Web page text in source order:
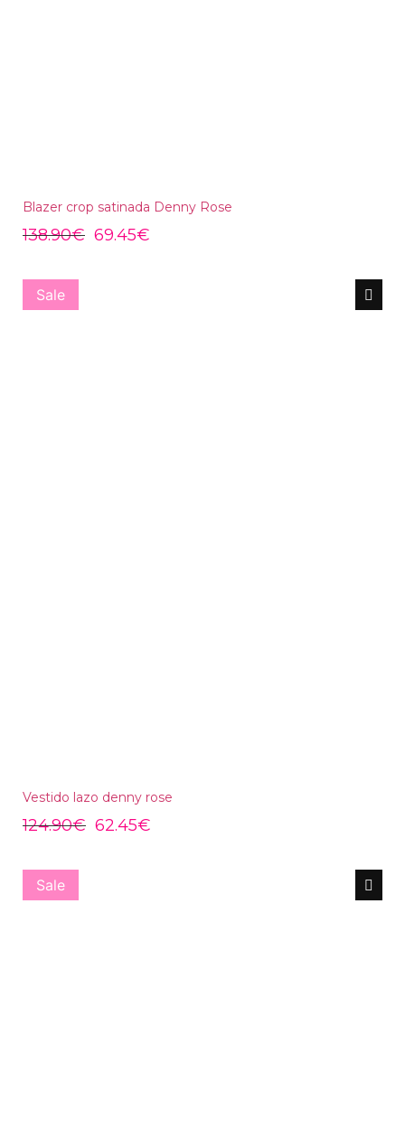
Blazer crop satinada Denny Rose
138.90€ 69.45€
Sale
Vestido lazo denny rose
124.90€ 62.45€
Sale